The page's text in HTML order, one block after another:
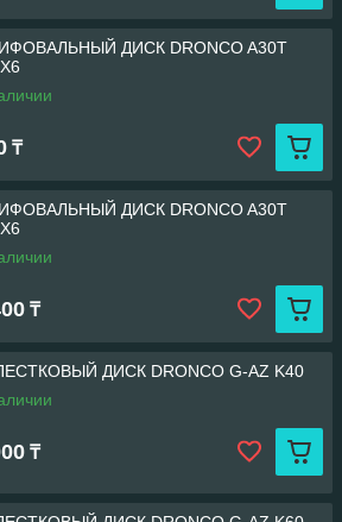
ДИСК DRONCO A30T
₸
ДИСК DRONCO A30T
₸
ДИСК DRONCO G-AZ K40
₸